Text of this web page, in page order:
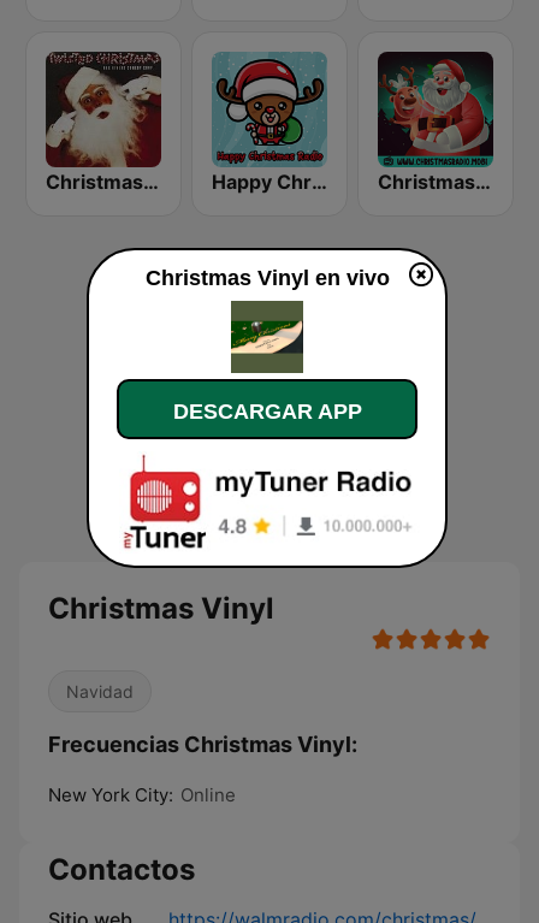
Christmas 365 - Santa's Radio Happy Christmas Radio Christmas Radio
Christmas Vinyl
Navidad
Frecuencias Christmas Vinyl:
New York City: Online
Contactos
Christmas Vinyl en vivo
DESCARGAR APP